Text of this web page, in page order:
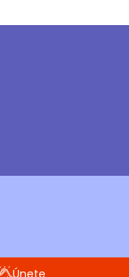
Únete